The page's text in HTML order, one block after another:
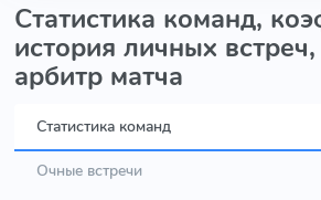
Статистика команд,
история личных
арбитр матча
Статистика команд
Очные встречи